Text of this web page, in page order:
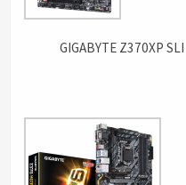
GIGABYTE Z370XP SLI